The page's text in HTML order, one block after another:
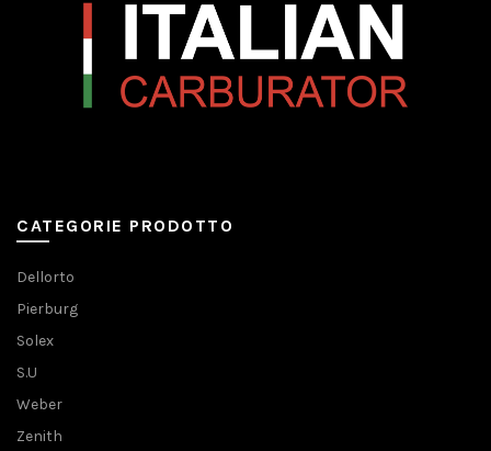
CATEGORIE PRODOTTO
Dellorto
Pierburg
Solex
S.U
Weber
Zenith